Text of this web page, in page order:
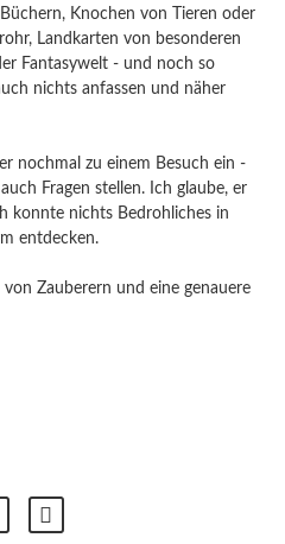
Knochen von Tieren oder
Landkarten von besonderen
Fantasywelt - und noch so
nichts anfassen und näher
nochmal zu einem Besuch ein -
Fragen stellen. Ich glaube, er
konnte nichts Bedrohliches in
entdecken.
Zauberern und eine genauere